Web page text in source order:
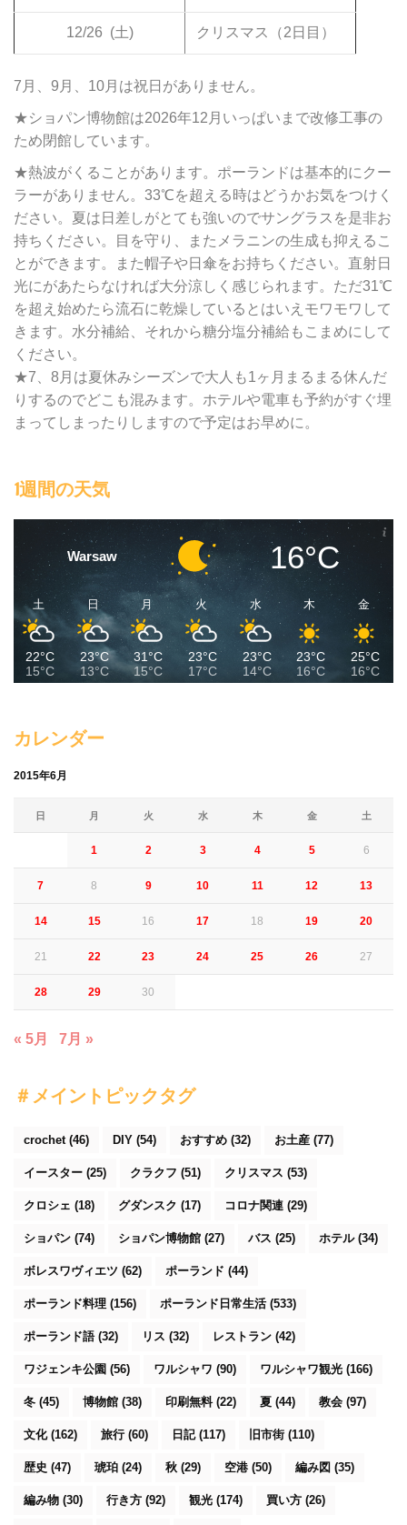
12/26 (土) クリスマス（2日目）
7月、9月、10月は祝日がありません。
★ショパン博物館は2026年12月いっぱいまで改修工事の
ため閉館しています。
★熱波がくることがあります。ポーランドは基本的にクー
ラーがありません。33℃を超える時はどうかお気をつけく
ださい。夏は日差しがとても強いのでサングラスを是非お
持ちください。目を守り、またメラニンの生成も抑えるこ
とができます。また帽子や日傘をお持ちください。直射日
光にがあたらなければ大分涼しく感じられます。ただ31℃
を超え始めたら流石に乾燥しているとはいえモワモワして
きます。水分補給、それから糖分塩分補給もこまめにして
ください。
★7、8月は夏休みシーズンで大人も1ヶ月まるまる休んだ
りするのでどこも混みます。ホテルや電車も予約がすぐ埋
まってしまったりしますので予定はお早めに。
1週間の天気
Warsaw 16°C
土
22°C
15°C
日
23°C
13°C
月
31°C
15°C
火
23°C
17°C
水
23°C
14°C
木
23°C
16°C
金
25°C
16°C
カレンダー
2015年6月
日 月 火 水 木 金 土
1 2 3 4 5 6
7 8 9 10 11 12 13
14 15 16 17 18 19 20
21 22 23 24 25 26 27
28 29 30
« 5月 7月 »
＃メイントピックタグ
crochet(46) DIY (54) おすすめ (32) お土産 (77)
イースター (25) クラクフ (51) クリスマス (53)
クロシェ (18) グダンスク (17) コロナ関連 (29)
ショパン (74) ショパン博物館 (27) バス (25) ホテル(34)
ボレスワヴィエツ (62) ポーランド (44)
ポーランド料理 (156) ポーランド日常生活(533)
ポーランド語(32) リス (32) レストラン (42)
ワジェンキ公園 (56) ワルシャワ (90) ワルシャワ観光 (166)
冬 (45) 博物館 (38) 印刷無料(22) 夏 (44) 教会 (97)
文化(162) 旅行 (60) 日記(117) 旧市街 (110)
歴史 (47) 琥珀 (24) 秋 (29) 空港 (50) 編み図 (35)
編み物 (30) 行き方 (92) 観光 (174) 買い方 (26)